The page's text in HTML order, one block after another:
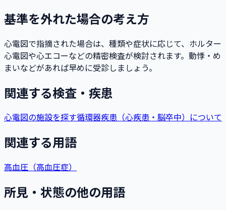
基準を外れた場合の考え方
心電図で指摘された場合は、種類や症状に応じて、ホルター
心電図や心エコーなどの精密検査が検討されます。動悸・め
まいなどがあれば早めに受診しましょう。
関連する検査・疾患
心電図の施設を探す循環器疾患（心疾患・脳卒中）について
関連する用語
高血圧（高血圧症）
所見・状態の他の用語